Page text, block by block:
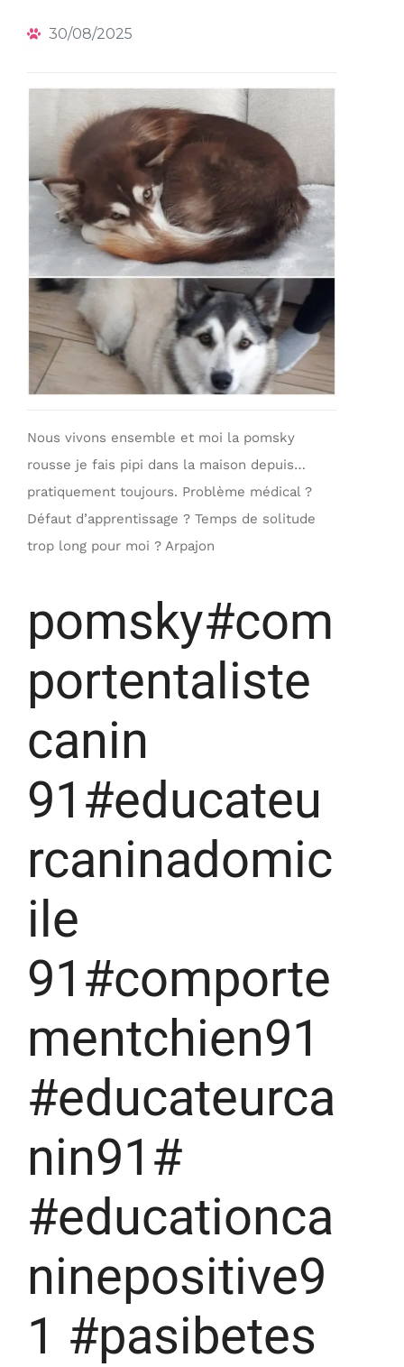
30/08/2025
Nous vivons ensemble et moi la pomsky
rousse je fais pipi dans la maison depuis…
pratiquement toujours. Problème médical ?
Défaut d’apprentissage ? Temps de solitude
trop long pour moi ? Arpajon
pomsky#com
portentaliste
canin
91#educateu
rcaninadomic
ile
91#comporte
mentchien91
#educateurca
nin91#
#educationca
ninepositive9
1 #pasibetes